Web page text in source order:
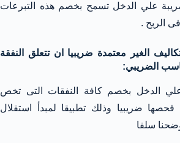
الضريبة علي الدخل تسمح بخصم هذه التبرعات
الغير معتمدة ضريبيا ان تتعلق النفقة
الضريبي:
الدخل بخصم كافة النفقات التى تخص
فحصها ضريبيا وذلك تطبيقا لمبدأ استقلال
سلفا